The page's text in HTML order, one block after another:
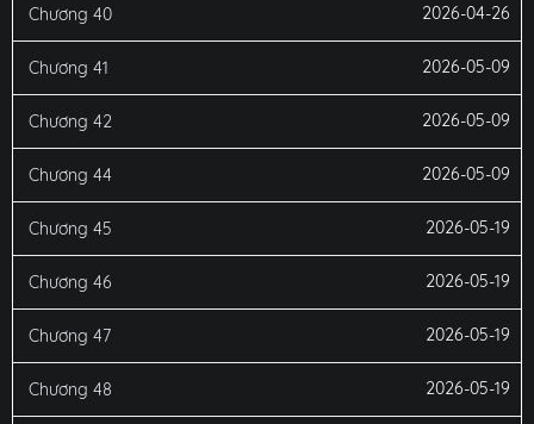
Chương 40 2026-04-26
Chương 41 2026-05-09
Chương 42 2026-05-09
Chương 44 2026-05-09
Chương 45 2026-05-19
Chương 46 2026-05-19
Chương 47 2026-05-19
Chương 48 2026-05-19